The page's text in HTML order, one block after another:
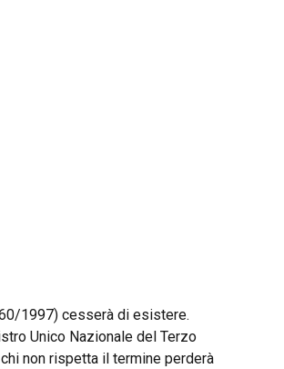
1997) cesserà di esistere.
Unico Nazionale del Terzo
non rispetta il termine perderà